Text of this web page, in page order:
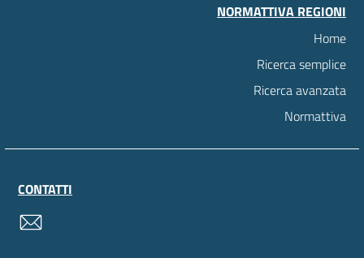
NORMATTIVA REGIONI
Home
Ricerca semplice
Ricerca avanzata
Normattiva
CONTATTI